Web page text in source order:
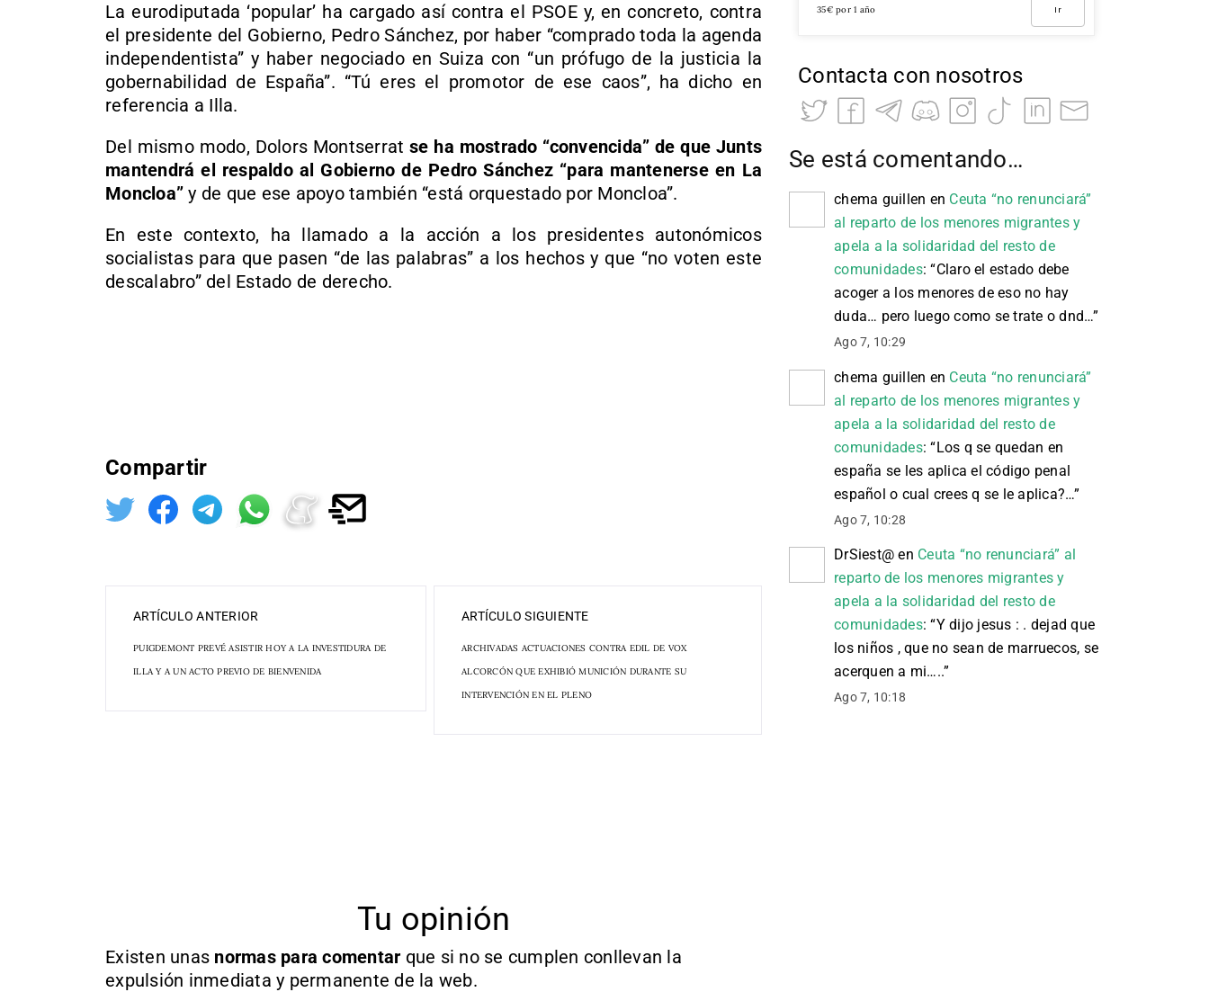
La eurodiputada ‘popular’ ha cargado así contra el PSOE y, en concreto, contra
el presidente del Gobierno, Pedro Sánchez, por haber “comprado toda la agenda
independentista” y haber negociado en Suiza con “un prófugo de la justicia la
gobernabilidad de España”. “Tú eres el promotor de ese caos”, ha dicho en
referencia a Illa.
Del mismo modo, Dolors Montserrat se ha mostrado “convencida” de que Junts
mantendrá el respaldo al Gobierno de Pedro Sánchez “para mantenerse en La
Moncloa” y de que ese apoyo también “está orquestado por Moncloa”.
En este contexto, ha llamado a la acción a los presidentes autonómicos
socialistas para que pasen “de las palabras” a los hechos y que “no voten este
descalabro” del Estado de derecho.
Compartir
ARTÍCULO ANTERIOR
PUIGDEMONT PREVÉ ASISTIR HOY A LA INVESTIDURA DE
ILLA Y A UN ACTO PREVIO DE BIENVENIDA
ARTÍCULO SIGUIENTE
ARCHIVADAS ACTUACIONES CONTRA EDIL DE VOX
ALCORCÓN QUE EXHIBIÓ MUNICIÓN DURANTE SU
INTERVENCIÓN EN EL PLENO
Tu opinión
Existen unas normas para comentar que si no se cumplen conllevan la
expulsión inmediata y permanente de la web.
35€ por 1 año Ir
Contacta con nosotros
Se está comentando…
chema guillen en Ceuta “no renunciará”
al reparto de los menores migrantes y
apela a la solidaridad del resto de
comunidades: “Claro el estado debe
acoger a los menores de eso no hay
duda… pero luego como se trate o dnd…”
Ago 7, 10:29
chema guillen en Ceuta “no renunciará”
al reparto de los menores migrantes y
apela a la solidaridad del resto de
comunidades: “Los q se quedan en
españa se les aplica el código penal
español o cual crees q se le aplica?…”
Ago 7, 10:28
DrSiest@ en Ceuta “no renunciará” al
reparto de los menores migrantes y
apela a la solidaridad del resto de
comunidades: “Y dijo jesus : . dejad que
los niños , que no sean de marruecos, se
acerquen a mi…..”
Ago 7, 10:18